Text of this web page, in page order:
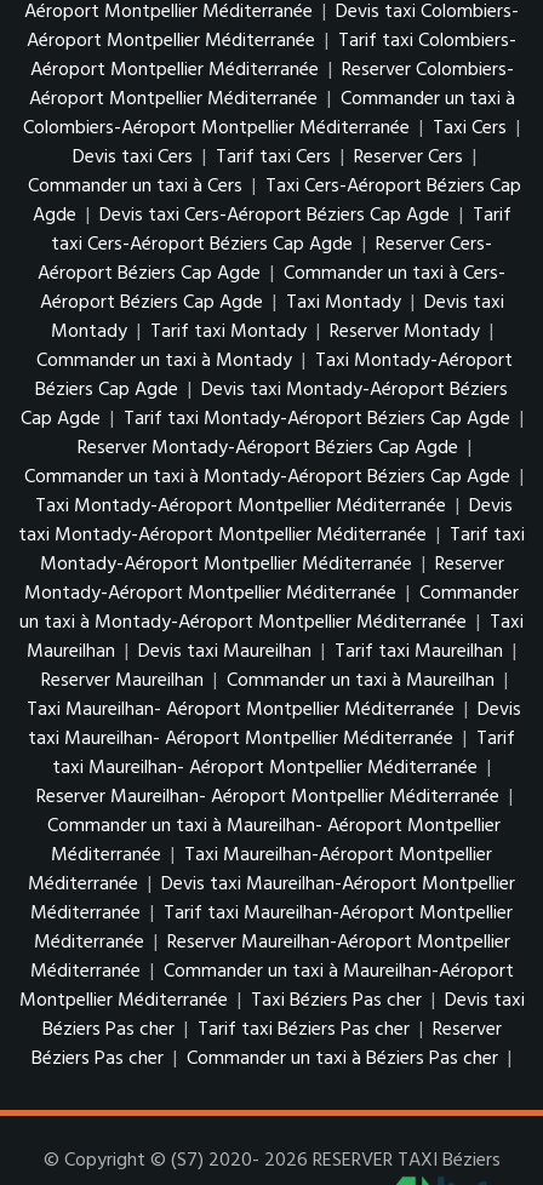
Aéroport Montpellier Méditerranée | Devis taxi Colombiers-
Aéroport Montpellier Méditerranée | Tarif taxi Colombiers-
Aéroport Montpellier Méditerranée | Reserver Colombiers-
Aéroport Montpellier Méditerranée | Commander un taxi à
Colombiers-Aéroport Montpellier Méditerranée | Taxi Cers |
Devis taxi Cers | Tarif taxi Cers | Reserver Cers |
Commander un taxi à Cers | Taxi Cers-Aéroport Béziers Cap
Agde | Devis taxi Cers-Aéroport Béziers Cap Agde | Tarif
taxi Cers-Aéroport Béziers Cap Agde | Reserver Cers-
Aéroport Béziers Cap Agde | Commander un taxi à Cers-
Aéroport Béziers Cap Agde | Taxi Montady | Devis taxi
Montady | Tarif taxi Montady | Reserver Montady |
Commander un taxi à Montady | Taxi Montady-Aéroport
Béziers Cap Agde | Devis taxi Montady-Aéroport Béziers
Cap Agde | Tarif taxi Montady-Aéroport Béziers Cap Agde |
Reserver Montady-Aéroport Béziers Cap Agde |
Commander un taxi à Montady-Aéroport Béziers Cap Agde |
Taxi Montady-Aéroport Montpellier Méditerranée | Devis
taxi Montady-Aéroport Montpellier Méditerranée | Tarif taxi
Montady-Aéroport Montpellier Méditerranée | Reserver
Montady-Aéroport Montpellier Méditerranée | Commander
un taxi à Montady-Aéroport Montpellier Méditerranée | Taxi
Maureilhan | Devis taxi Maureilhan | Tarif taxi Maureilhan |
Reserver Maureilhan | Commander un taxi à Maureilhan |
Taxi Maureilhan- Aéroport Montpellier Méditerranée | Devis
taxi Maureilhan- Aéroport Montpellier Méditerranée | Tarif
taxi Maureilhan- Aéroport Montpellier Méditerranée |
Reserver Maureilhan- Aéroport Montpellier Méditerranée |
Commander un taxi à Maureilhan- Aéroport Montpellier
Méditerranée | Taxi Maureilhan-Aéroport Montpellier
Méditerranée | Devis taxi Maureilhan-Aéroport Montpellier
Méditerranée | Tarif taxi Maureilhan-Aéroport Montpellier
Méditerranée | Reserver Maureilhan-Aéroport Montpellier
Méditerranée | Commander un taxi à Maureilhan-Aéroport
Montpellier Méditerranée | Taxi Béziers Pas cher | Devis taxi
Béziers Pas cher | Tarif taxi Béziers Pas cher | Reserver
Béziers Pas cher | Commander un taxi à Béziers Pas cher |
© Copyright © (S7) 2020- 2026 RESERVER TAXI Béziers